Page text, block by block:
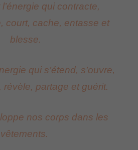
qui contracte,
court, cache, entasse et
blesse.
qui s’étend, s’ouvre,
révèle, partage et guérit.
nos corps dans les
vêtements.